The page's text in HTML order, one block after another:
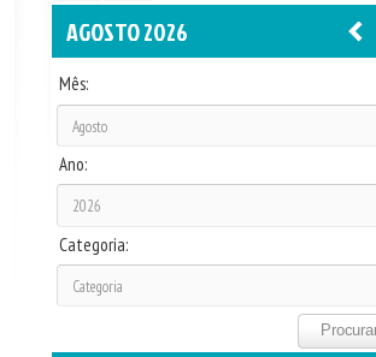
AGOSTO 2026
Mês:
Ano:
Categoria: